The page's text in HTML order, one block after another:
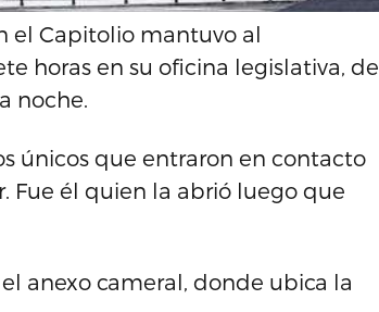
el Capitolio mantuvo al
horas en su oficina legislativa, de
noche.
únicos que entraron en contacto
Fue él quien la abrió luego que
anexo cameral, donde ubica la